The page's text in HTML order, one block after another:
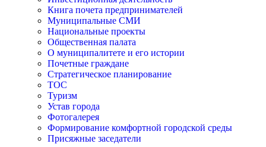
Книга почета предпринимателей
Муниципальные СМИ
Национальные проекты
Общественная палата
О муниципалитете и его истории
Почетные граждане
Стратегическое планирование
ТОС
Туризм
Устав города
Фотогалерея
Формирование комфортной городской среды
Присяжные заседатели